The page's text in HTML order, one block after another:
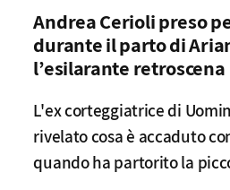
Andrea Cerioli preso
durante il parto di
l’esilarante retroscena
L'ex corteggiatrice di
rivelato cosa è accaduto
quando ha partorito la